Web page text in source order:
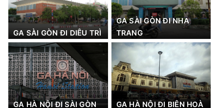
GA SÀI GÒN ĐI DIÊU TRÌ
GA SÀI GÒN ĐI NHA
TRANG
GA HÀ NỘI ĐI SÀI GÒN GA HÀ NỘI ĐI BIÊN HOÀ